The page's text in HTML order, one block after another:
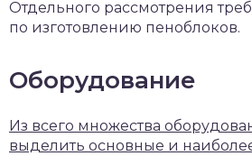
Отдельного рассмотрения
по изготовлению пеноблоков.
Оборудование
Из всего множества
выделить основные и